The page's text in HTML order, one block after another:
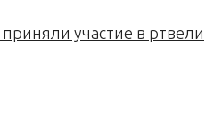
участие в ртвели